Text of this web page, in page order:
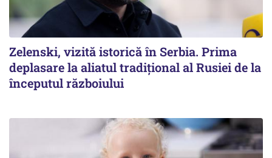
Zelenski, vizită istorică în Serbia. Prima
deplasare la aliatul tradițional al Rusiei de la
începutul războiului